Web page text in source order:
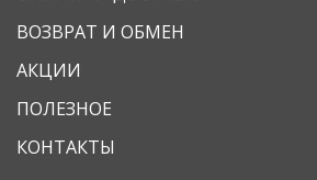
ВОЗВРАТ И ОБМЕН
АКЦИИ
ПОЛЕЗНОЕ
КОНТАКТЫ